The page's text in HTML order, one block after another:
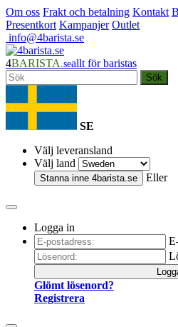
Om oss Frakt och betalning Kontakt
Presentkort Kampanjer Outlet
info@4barista.se
4BARISTA .seallt för baristas
Sök
SE
Välj leveransland
Välj land
Stanna inne 4barista.se Eller
Logga in
Glömt lösenord?
Registrera